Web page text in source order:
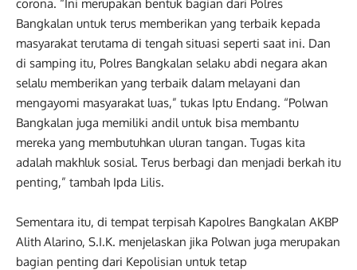
corona. “Ini merupakan bentuk bagian dari Polres
Bangkalan untuk terus memberikan yang terbaik kepada
masyarakat terutama di tengah situasi seperti saat ini. Dan
di samping itu, Polres Bangkalan selaku abdi negara akan
selalu memberikan yang terbaik dalam melayani dan
mengayomi masyarakat luas,” tukas Iptu Endang. “Polwan
Bangkalan juga memiliki andil untuk bisa membantu
mereka yang membutuhkan uluran tangan. Tugas kita
adalah makhluk sosial. Terus berbagi dan menjadi berkah itu
penting,” tambah Ipda Lilis.
Sementara itu, di tempat terpisah Kapolres Bangkalan AKBP
Alith Alarino, S.I.K. menjelaskan jika Polwan juga merupakan
bagian penting dari Kepolisian untuk tetap